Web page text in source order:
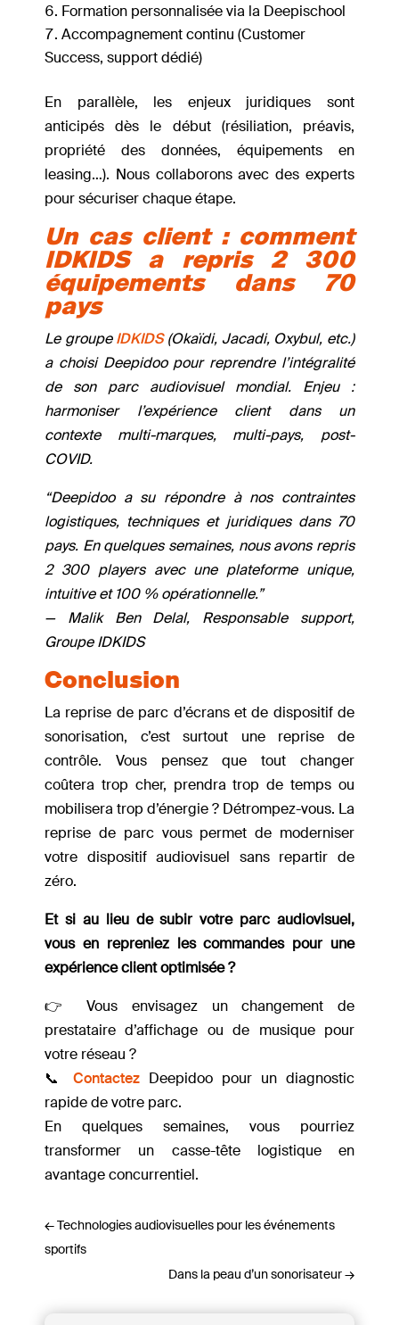
Formation personnalisée via la Deepischool
Accompagnement continu (Customer
Success, support dédié)
En parallèle, les enjeux juridiques sont
anticipés dès le début (résiliation, préavis,
propriété des données, équipements en
leasing…). Nous collaborons avec des experts
pour sécuriser chaque étape.
Un cas client : comment
IDKIDS a repris 2 300
équipements dans 70
pays
Le groupeIDKIDS(Okaïdi, Jacadi, Oxybul, etc.)
a choisi Deepidoo pour reprendre l’intégralité
de son parc audiovisuel mondial. Enjeu :
harmoniser l’expérience client dans un
contexte multi-marques, multi-pays, post-
COVID.
“Deepidoo a su répondre à nos contraintes
logistiques, techniques et juridiques dans 70
pays. En quelques semaines, nous avons repris
2 300 players avec une plateforme unique,
intuitive et 100 % opérationnelle.”
— Malik Ben Delal, Responsable support,
Groupe IDKIDS
Conclusion
La reprise de parc d’écrans et de dispositif de
sonorisation, c’est surtout une reprise de
contrôle. Vous pensez que tout changer
coûtera trop cher, prendra trop de temps ou
mobilisera trop d’énergie ? Détrompez-vous. La
reprise de parc vous permet de moderniser
votre dispositif audiovisuel sans repartir de
zéro.
Et si au lieu de subir votre parc audiovisuel,
vous en repreniez les commandes pour une
expérience client optimisée ?
👉 Vous envisagez un changement de
prestataire d’affichage ou de musique pour
votre réseau ?
📞 Contactez Deepidoo pour un diagnostic
rapide de votre parc.
En quelques semaines, vous pourriez
transformer un casse-tête logistique en
avantage concurrentiel.
←Technologies audiovisuelles pour les événements
sportifs
Dans la peau d’un sonorisateur→